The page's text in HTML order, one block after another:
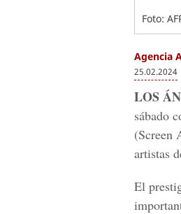
Foto:
Agencia
25.02.2024
LOS
sábado
(Screen
artistas
El